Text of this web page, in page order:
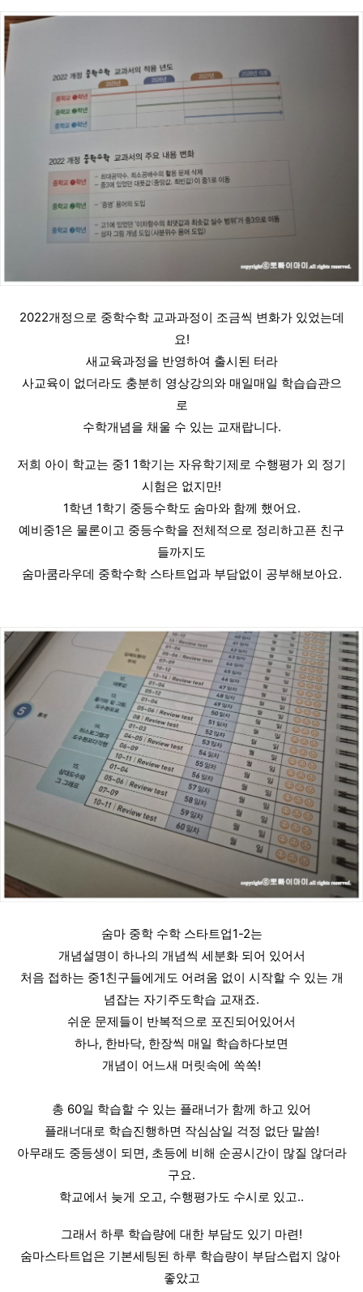
2022개정으로 중학수학 교과과정이 조금씩 변화가 있었는데
요!
새교육과정을 반영하여 출시된 터라
사교육이 없더라도 충분히 영상강의와 매일매일 학습습관으
로
수학개념을 채울 수 있는 교재랍니다.
저희 아이 학교는 중1 1학기는 자유학기제로 수행평가 외 정기
시험은 없지만!
1학년 1학기 중등수학도 숨마와 함께 했어요.
예비중1은 물론이고 중등수학을 전체적으로 정리하고픈 친구
들까지도
숨마쿰라우데 중학수학 스타트업과 부담없이 공부해보아요.
숨마 중학 수학 스타트업1-2는
개념설명이 하나의 개념씩 세분화 되어 있어서
처음 접하는 중1친구들에게도 어려움 없이 시작할 수 있는 개
념잡는 자기주도학습 교재죠.
쉬운 문제들이 반복적으로 포진되어있어서
하나, 한바닥, 한장씩 매일 학습하다보면
개념이 어느새 머릿속에 쏙쏙!
총 60일 학습할 수 있는 플래너가 함께 하고 있어
플래너대로 학습진행하면 작심삼일 걱정 없단 말씀!
아무래도 중등생이 되면, 초등에 비해 순공시간이 많질 않더라
구요.
학교에서 늦게 오고, 수행평가도 수시로 있고..
그래서 하루 학습량에 대한 부담도 있기 마련!
숨마스타트업은 기본세팅된 하루 학습량이 부담스럽지 않아
좋았고